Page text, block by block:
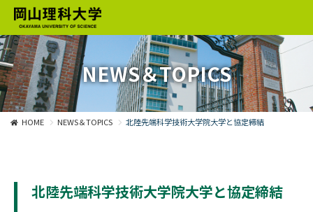
NEWS＆TOPICS
HOME NEWS＆TOPICS 北陸先端科学技術大学院大学と協定締結
北陸先端科学技術大学院大学と協定締結